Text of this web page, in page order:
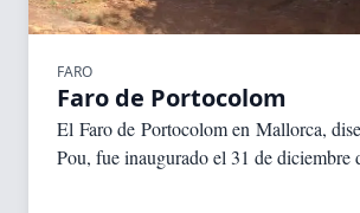
FARO
Faro de Portocolom
El Faro de Portocolom en Mallorca,
Pou, fue inaugurado el 31 de diciembre